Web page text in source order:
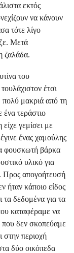
εκτός
να κάνουν
τότε λίγο
Μετά
ζαλάδα.
του
έτσι
μακριά από τη
ένα τεράστιο
γεμίσει με
ένας χαμούλης
φουσκωτή βάρκα
υλικό για
Προς απογοήτευσή
ήταν κάποιο είδος
δεδομένα για τα
καταφέραμε να
που δεν σκοπεύαμε
στην περιοχή
δύο οικόπεδα